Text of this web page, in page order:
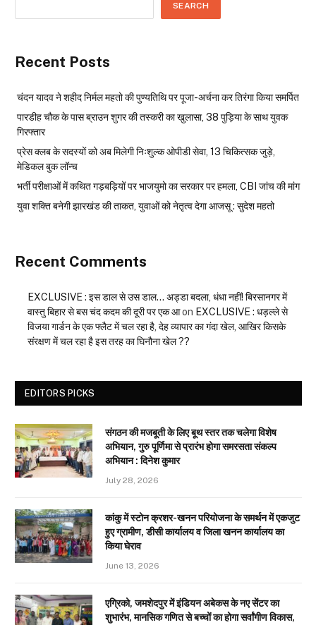
SEARCH
Recent Posts
चंदन यादव ने शहीद निर्मल महतो की पुण्यतिथि पर पूजा-अर्चना कर तिरंगा किया समर्पित
पारडीह चौक के पास ब्राउन शुगर की तस्करी का खुलासा, 38 पुड़िया के साथ युवक
गिरफ्तार
प्रेस क्लब के सदस्यों को अब मिलेगी निःशुल्क ओपीडी सेवा, 13 चिकित्सक जुड़े,
मेडिकल बुक लॉन्च
भर्ती परीक्षाओं में कथित गड़बड़ियों पर भाजयुमो का सरकार पर हमला, CBI जांच की मांग
युवा शक्ति बनेगी झारखंड की ताकत, युवाओं को नेतृत्व देगा आजसू : सुदेश महतो
Recent Comments
EXCLUSIVE : इस डाल से उस डाल… अड्डा बदला, धंधा नहीं! बिरसानगर में
वास्तु बिहार से बस चंद कदम की दूरी पर एक आon EXCLUSIVE : धड़ल्ले से
विजया गार्डन के एक फ्लैट में चल रहा है, देह व्यापार का गंदा खेल, आखिर किसके
संरक्षण में चल रहा है इस तरह का घिनौना खेल ??
EDITORS PICKS
संगठन की मजबूती के लिए बूथ स्तर तक चलेगा विशेष
अभियान, गुरु पूर्णिमा से प्रारंभ होगा समरसता संकल्प
अभियान : दिनेश कुमार
July 28, 2026
कांकु में स्टोन क्रशर-खनन परियोजना के समर्थन में एकजुट
हुए ग्रामीण, डीसी कार्यालय व जिला खनन कार्यालय का
किया घेराव
June 13, 2026
एग्रिको, जमशेदपुर में इंडियन अबेकस के नए सेंटर का
शुभारंभ, मानसिक गणित से बच्चों का होगा सर्वांगीण विकास,